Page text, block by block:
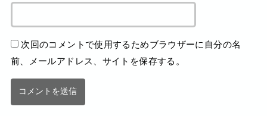
次回のコメントで使用するためブラウザーに自分の名
前、メールアドレス、サイトを保存する。